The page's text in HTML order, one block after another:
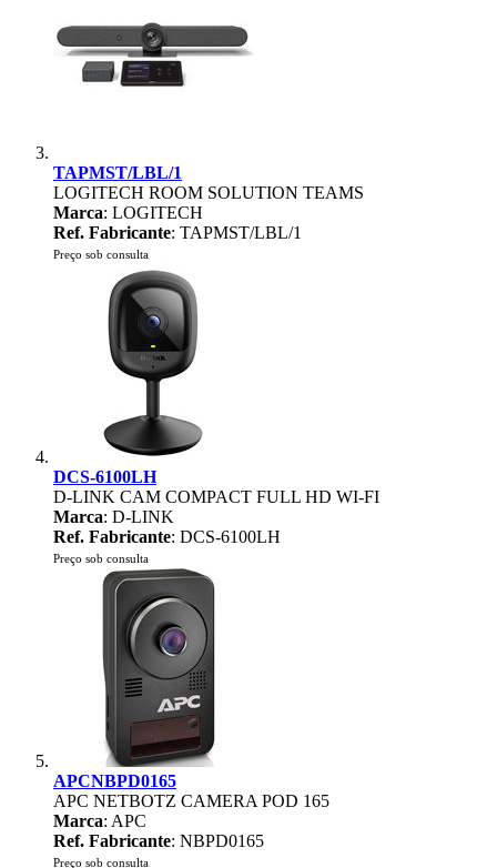
TAPMST/LBL/1
LOGITECH ROOM SOLUTION TEAMS
Marca: LOGITECH
Ref. Fabricante: TAPMST/LBL/1
Preço sob consulta
DCS-6100LH
D-LINK CAM COMPACT FULL HD WI-FI
Marca: D-LINK
Ref. Fabricante: DCS-6100LH
Preço sob consulta
APCNBPD0165
APC NETBOTZ CAMERA POD 165
Marca: APC
Ref. Fabricante: NBPD0165
Preço sob consulta